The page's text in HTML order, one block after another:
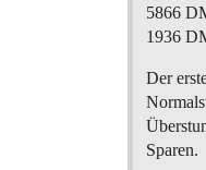
5866
1936
Der
Sparen.